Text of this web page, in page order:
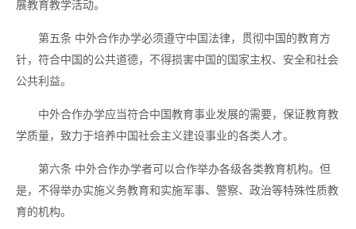
展教育教学活动。
第五条 中外合作办学必须遵守中国法律，贯彻中国的教育方
针，符合中国的公共道德，不得损害中国的国家主权、安全和社会
公共利益。
中外合作办学应当符合中国教育事业发展的需要，保证教育教
学质量，致力于培养中国社会主义建设事业的各类人才。
第六条 中外合作办学者可以合作举办各级各类教育机构。但
是，不得举办实施义务教育和实施军事、警察、政治等特殊性质教
育的机构。